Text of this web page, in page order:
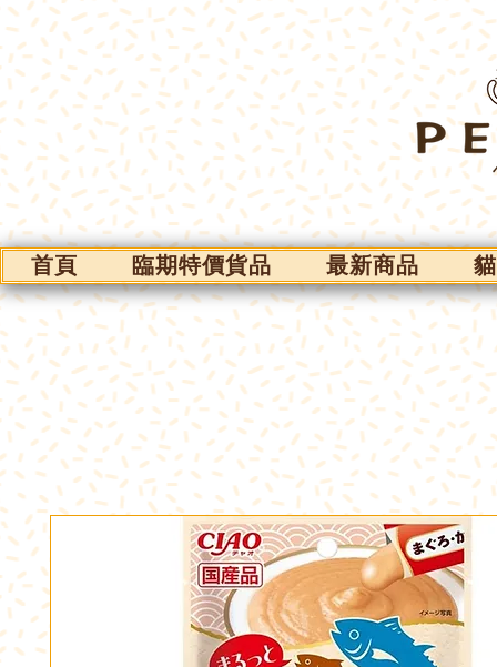
首頁 臨期特價貨品 最新商品